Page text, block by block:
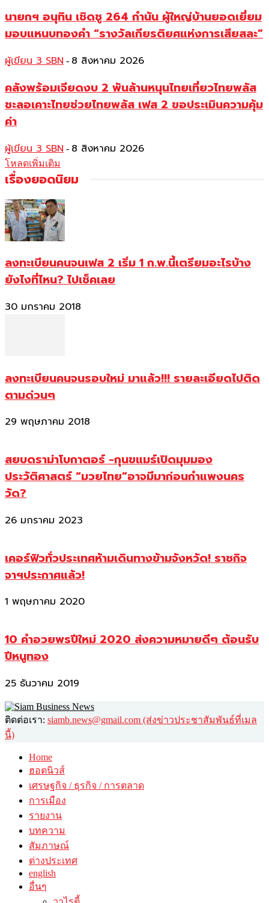
นายกฯ อนุทิน เชิดชู 264 กำนัน ผู้ใหญ่บ้านยอดเยี่ยม
มอบแหนบทองคำ “รางวัลเกียรติยศแห่งการเสียสละ”
ผู้เขียน 3 SBN - 8 สิงหาคม 2026
คลังพร้อมเจียดงบ 2 พันล้านหนุนไทยเที่ยวไทยพลัส
ชะลอเคาะไทยช่วยไทยพลัส เฟส 2 ขอประเมินความคุ้ม
ค่า
ผู้เขียน 3 SBN - 8 สิงหาคม 2026
โหลดเพิ่มเติม
เรื่องยอดนิยม
ลงทะเบียนคนจนเฟส 2 เริ่ม 1 ก.พ.นี้เตรียมอะไรบ้าง
ยังไงที่ไหน? ไปเช็คเลย
30 มกราคม 2018
ลงทะเบียนคนจนรอบใหม่ มาแล้ว!!! รายละเอียดไปติด
ตามด่วนๆ
29 พฤษภาคม 2018
สยบดราม่าโบกาตอร์ -กุนขแมร์เปิดมุมมอง
ประวัติศาสตร์ “มวยไทย”อาจมีมาก่อนกำแพงนคร
วัด?
26 มกราคม 2023
เคอร์ฟิวทั่วประเทศห้ามเดินทางข้ามจังหวัด! ราชกิจ
จาฯประกาศแล้ว!
1 พฤษภาคม 2020
10 คำอวยพรปีใหม่ 2020 ส่งความหมายดีๆ ต้อนรับ
ปีหนูทอง
25 ธันวาคม 2019
ติดต่อเรา: siamb.news@gmail.com (ส่งข่าวประชาสัมพันธ์ที่เมล
นี้)
Home
ฮอตนิวส์
เศรษฐกิจ / ธุรกิจ / การตลาด
การเมือง
รายงาน
บทความ
สัมภาษณ์
ต่างประเทศ
english
อื่นๆ